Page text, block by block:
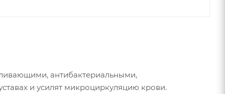
антибактериальными,
и усилят микроциркуляцию крови.